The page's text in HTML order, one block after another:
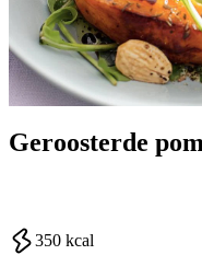
Geroosterde
350 kcal